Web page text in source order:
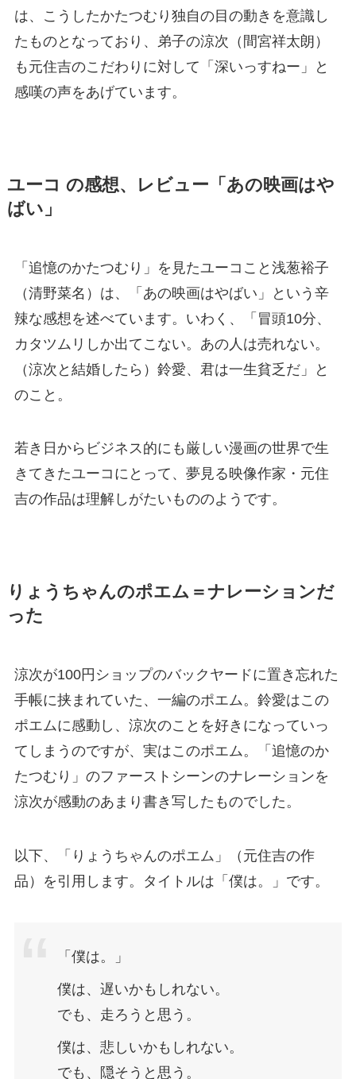
は、こうしたかたつむり独自の目の動きを意識し
たものとなっており、弟子の涼次（間宮祥太朗）
も元住吉のこだわりに対して「深いっすねー」と
感嘆の声をあげています。
ユーコ の感想、レビュー「あの映画はや
ばい」
「追憶のかたつむり」を見たユーコこと浅葱裕子
（清野菜名）は、「あの映画はやばい」という辛
辣な感想を述べています。いわく、「冒頭10分、
カタツムリしか出てこない。あの人は売れない。
（涼次と結婚したら）鈴愛、君は一生貧乏だ」と
のこと。
若き日からビジネス的にも厳しい漫画の世界で生
きてきたユーコにとって、夢見る映像作家・元住
吉の作品は理解しがたいもののようです。
りょうちゃんのポエム＝ナレーションだ
った
涼次が100円ショップのバックヤードに置き忘れた
手帳に挟まれていた、一編のポエム。鈴愛はこの
ポエムに感動し、涼次のことを好きになっていっ
てしまうのですが、実はこのポエム。「追憶のか
たつむり」のファーストシーンのナレーションを
涼次が感動のあまり書き写したものでした。
以下、「りょうちゃんのポエム」（元住吉の作
品）を引用します。タイトルは「僕は。」です。
「僕は。」
僕は、遅いかもしれない。
でも、走ろうと思う。
僕は、悲しいかもしれない。
でも、隠そうと思う。